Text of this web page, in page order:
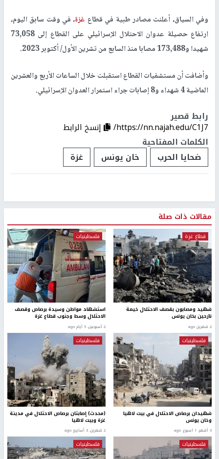
وفي السياق، أعلنت مصادر طبية في قطاع غزة، في وقت سابق اليوم،
ارتفاع حصيلة عدوان الاحتلال الإسرائيلي على القطاع إلى 73,058
شهيدا و173,488 مصابا منذ السابع من تشرين الأول/ أكتوبر 2023.
وأضافت أن مستشفيات القطاع استقبلت خلال الساعات الأربع والعشرين
الماضية 4 شهداء و8 إصابات جراء استمرار العدوان الإسرائيلي.
رابط قصير
https://nn.najah.edu/C1J7/
إنسخ الرابط
الكلمات المفتاحية
ضحايا الحرب
خان يونس غزة
مقالات ذات صلة
قطاع غزة
شهيد ومصابون بقصف الاحتلال خيمة
نازحين بخان يونس
2 شهرين ago
فلسطينيات
استشهاد مواطن وسيدة برصاص وقصف
الاحتلال وسط وجنوب قطاع غزة
2 أسبوعين، 5 أيام ago
فلسطينيات
شهيدان برصاص الاحتلال في بيت لاهيا
وخان يونس
3 أشهر، 1 اسبوع. ago
فلسطينيات
(محدث) إصابتان برصاص الاحتلال في مدينة
غزة وبيت لاهيا
2 شهرين، 3 أسابيع ago
فلسطينيات فلسطينيات